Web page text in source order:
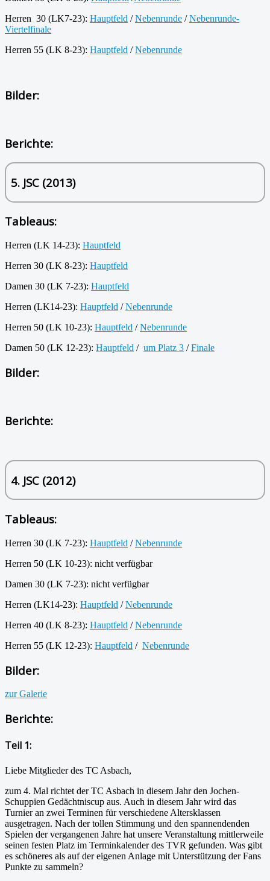
Herren 30 (LK7-23): Hauptfeld /Nebenrunde /Nebenrunde-
Viertelfinale
Herren 55 (LK 8-23): Hauptfeld /Nebenrunde
Bilder:
Berichte:
5. JSC (2013)
Tableaus:
Herren (LK 14-23): Hauptfeld
Herren 30 (LK 8-23): Hauptfeld
Damen 30 (LK 7-23): Hauptfeld
Herren (LK14-23): Hauptfeld /Nebenrunde
Herren 50 (LK 10-23): Hauptfeld /Nebenrunde
Damen 50 (LK 12-23): Hauptfeld / um Platz 3 /Finale
Bilder:
Berichte:
4. JSC (2012)
Tableaus:
Herren 30 (LK 7-23): Hauptfeld /Nebenrunde
Herren 50 (LK 10-23): nicht verfügbar
Damen 30 (LK 7-23): nicht verfügbar
Herren (LK14-23): Hauptfeld /Nebenrunde
Herren 40 (LK 8-23): Hauptfeld /Nebenrunde
Herren 55 (LK 12-23): Hauptfeld / Nebenrunde
Bilder:
zur Galerie
Berichte:
Teil 1:
Liebe Mitglieder des TC Asbach,
zum 4. Mal richtet der TC Asbach in diesem Jahr den Jochen-
Schuppien Gedächtniscup aus. Auch in diesem Jahr wird das
Turnier an zwei Terminen für verschiedene Altersklassen
ausgetragen. Nach der tollen Stimmung und den spannendenden
Spielen der vergangenen Jahre hat unsere Veranstaltung mittlerweile
seinen festen Platz im Terminkalender des TVR gefunden. Was gibt
es schöneres als auf der eigenen Anlage mit Unterstützung der Fans
Punkte zu sammeln?